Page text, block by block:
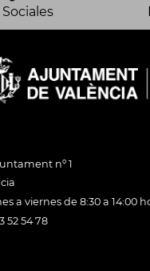
nº 1
a viernes de 8:30 a 14:00
52 54 78